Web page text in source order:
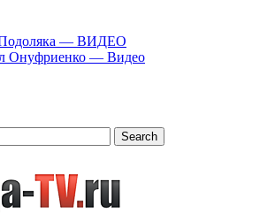
— ВИДЕО
Онуфриенко — Видео
Search